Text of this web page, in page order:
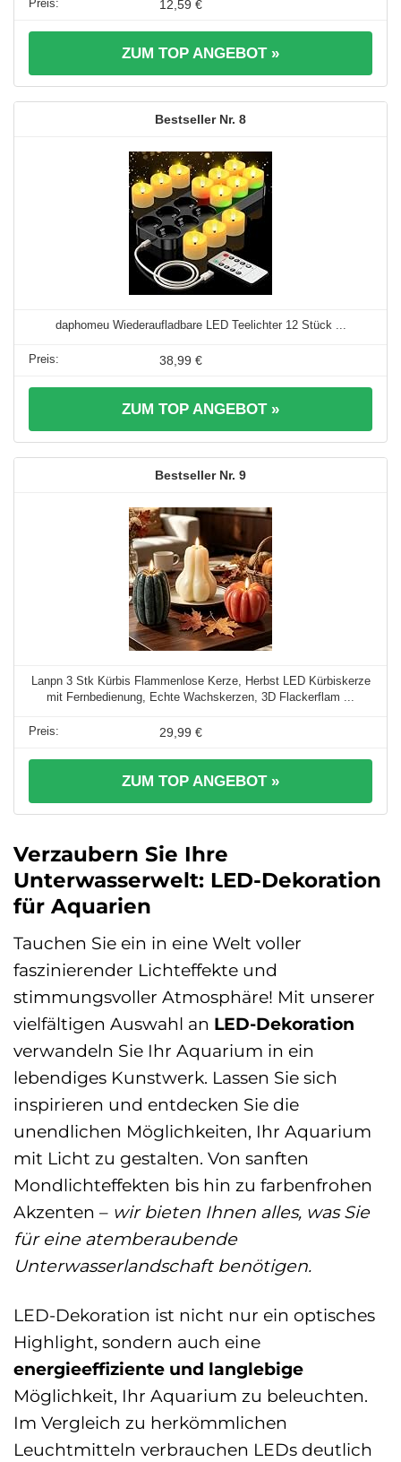
12,59 €
ZUM TOP ANGEBOT »
8
daphomeu Wiederaufladbare LED Teelichter 12 Stück ...
38,99 €
ZUM TOP ANGEBOT »
9
Lanpn 3 Stk Kürbis Flammenlose Kerze, Herbst LED Kürbiskerze
mit Fernbedienung, Echte Wachskerzen, 3D Flackerflam ...
29,99 €
ZUM TOP ANGEBOT »
Verzaubern Sie Ihre
Unterwasserwelt: LED-Dekoration
für Aquarien
Tauchen Sie ein in eine Welt voller
faszinierender Lichteffekte und
stimmungsvoller Atmosphäre! Mit unserer
vielfältigen Auswahl an LED-Dekoration
verwandeln Sie Ihr Aquarium in ein
lebendiges Kunstwerk. Lassen Sie sich
inspirieren und entdecken Sie die
unendlichen Möglichkeiten, Ihr Aquarium
mit Licht zu gestalten. Von sanften
Mondlichteffekten bis hin zu farbenfrohen
Akzenten – wir bieten Ihnen alles, was Sie
für eine atemberaubende
Unterwasserlandschaft benötigen.
LED-Dekoration ist nicht nur ein optisches
Highlight, sondern auch eine
energieeffiziente und langlebige
Möglichkeit, Ihr Aquarium zu beleuchten.
Im Vergleich zu herkömmlichen
Leuchtmitteln verbrauchen LEDs deutlich